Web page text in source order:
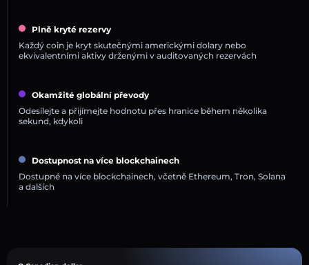
Plně kryté rezervy
Každý coin je kryt skutečnými americkými dolary nebo
ekvivalentními aktivy drženými v auditovaných rezervách
Okamžité globální převody
Odesílejte a přijímejte hodnotu přes hranice během několika
sekund, kdykoli
Dostupnost na více blockchainech
Dostupné na více blockchainech, včetně Ethereum, Tron, Solana
a dalších